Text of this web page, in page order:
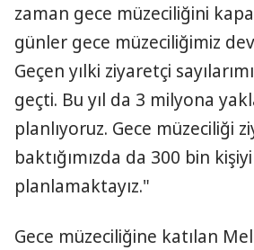
zaman gece müzeciliğini
günler gece müzeciliğimiz
Geçen yılki ziyaretçi
geçti. Bu yıl da 3 milyona
planlıyoruz. Gece müzeciliği
baktığımızda da 300 bin
planlamaktayız."
Gece müzeciliğine katılan